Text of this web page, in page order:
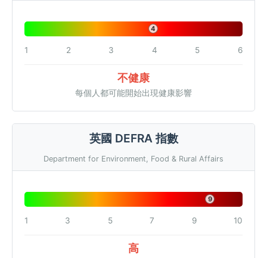
4
1 2 3 4 5 6
不健康
每個人都可能開始出現健康影響
英國 DEFRA 指數
Department for Environment, Food & Rural Affairs
9
1 3 5 7 9 10
高